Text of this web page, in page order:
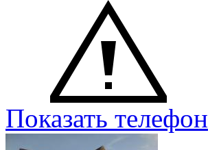
Показать телефон